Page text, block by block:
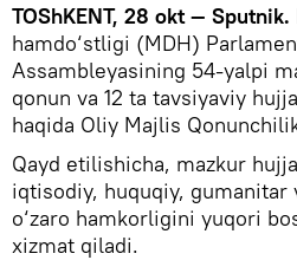
TOShKENT, 28 okt — Sputnik.
hamdo‘stligi (MDH)
Assambleyasining 54-yalpi
qonun va 12 ta tavsiyaviy
haqida Oliy Majlis
Qayd etilishicha, mazkur
iqtisodiy, huquqiy, gumanitar
o‘zaro hamkorligini yuqori
xizmat qiladi.